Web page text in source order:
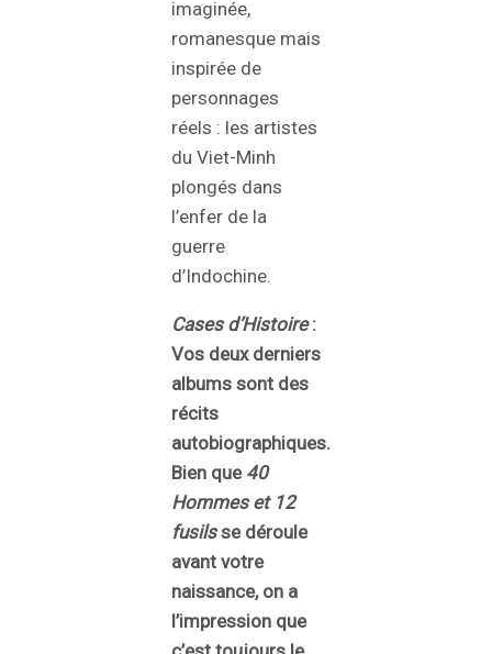
imaginée,
romanesque mais
inspirée de
personnages
réels : les artistes
du Viet-Minh
plongés dans
l’enfer de la
guerre
d’Indochine.
Cases d’Histoire:
Vos deux derniers
albums sont des
récits
autobiographiques.
Bien que 40
Hommes et 12
fusilsse déroule
avant votre
naissance, on a
l’impression que